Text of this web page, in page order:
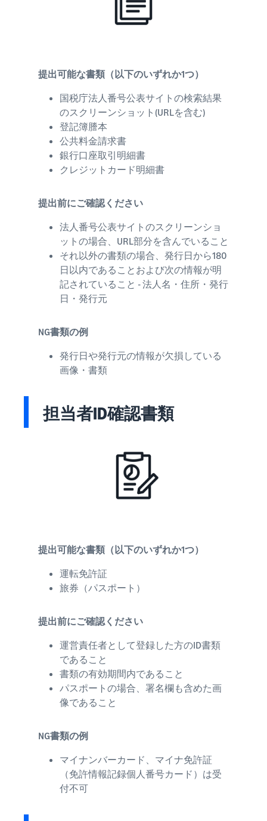
提出可能な書類（以下のいずれか1つ）
国税庁法人番号公表サイトの検索結果
のスクリーンショット(URLを含む)​
登記簿謄本
公共料金請求書
銀行口座取引明細書
クレジットカード明細書
提出前にご確認ください
法人番号公表サイトのスクリーンショ
ットの場合、URL部分を含んでいること
それ以外の書類の場合、発行日から180
日以内であることおよび次の情報が明
記されていること - 法人名・住所・発行
日・発行元
NG書類の例
発行日や発行元の情報が欠損している
画像・書類​
担当者ID確認書類
提出可能な書類（以下のいずれか1つ）
運転免許証
旅券（パスポート）
提出前にご確認ください
運営責任者として登録した方のID書類
であること
書類の有効期間内であること
パスポートの場合、署名欄も含めた画
像であること
NG書類の例
マイナンバーカード、マイナ免許証
（免許情報記録個人番号カード）は受
付不可